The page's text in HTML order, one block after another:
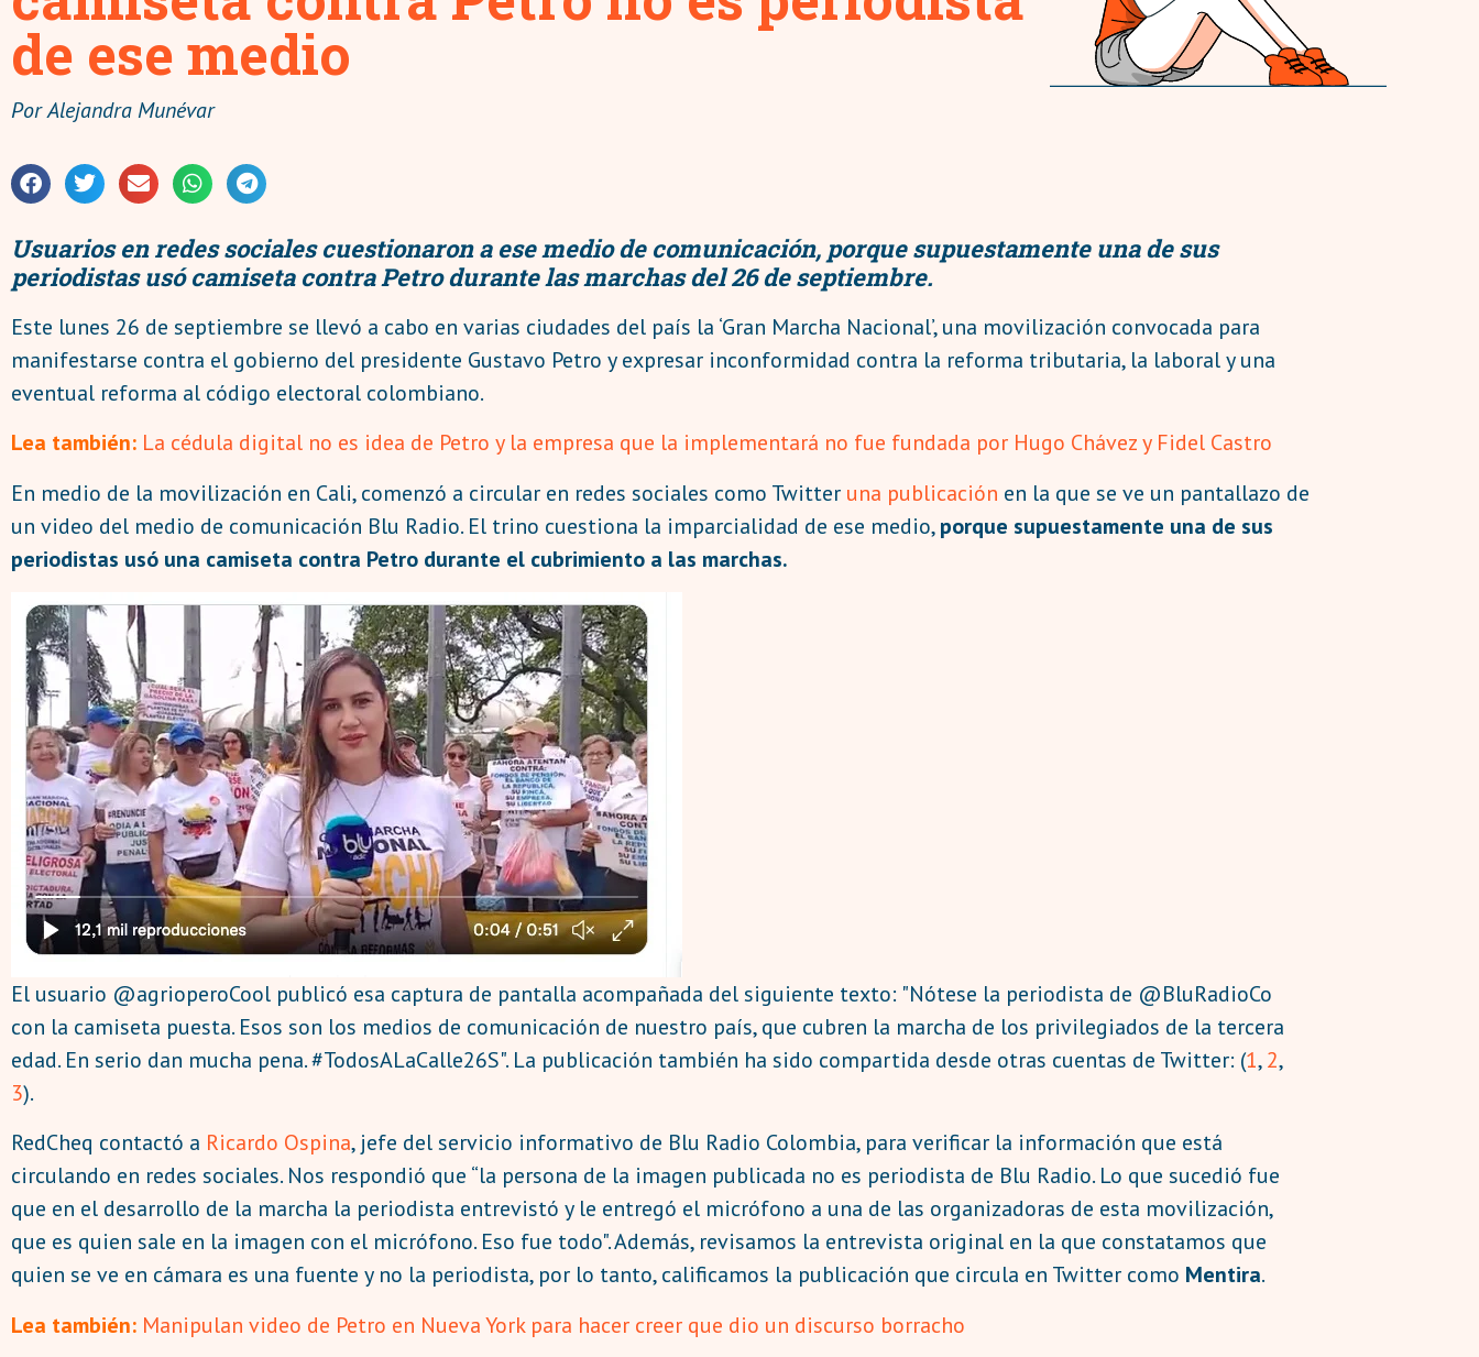
de ese medio
PorAlejandra Munévar
Usuarios en redes sociales cuestionaron a ese medio de comunicación, porque supuestamente una de sus
periodistas usó camiseta contra Petro durante las marchas del 26 de septiembre.
Este lunes 26 de septiembre se llevó a cabo en varias ciudades del país la ‘Gran Marcha Nacional’, una movilización convocada para
manifestarse contra el gobierno del presidente Gustavo Petro y expresar inconformidad contra la reforma tributaria, la laboral y una
eventual reforma al código electoral colombiano.
Lea también: La cédula digital no es idea de Petro y la empresa que la implementará no fue fundada por Hugo Chávez y Fidel Castro
En medio de la movilización en Cali, comenzó a circular en redes sociales como Twitter una publicación en la que se ve un pantallazo de
un video del medio de comunicación Blu Radio. El trino cuestiona la imparcialidad de ese medio,porque supuestamente una de sus
periodistas usó una camiseta contra Petro durante el cubrimiento a las marchas.
El usuario @agrioperoCool publicó esa captura de pantalla acompañada del siguiente texto: "Nótese la periodista de @BluRadioCo
con la camiseta puesta. Esos son los medios de comunicación de nuestro país, que cubren la marcha de los privilegiados de la tercera
edad. En serio dan mucha pena. #TodosALaCalle26S". La publicación también ha sido compartida desde otras cuentas de Twitter: (1,2,
3).
RedCheq contactó a Ricardo Ospina, jefe del servicio informativo de Blu Radio Colombia, para verificar la información que está
circulando en redes sociales. Nos respondió que “la persona de la imagen publicada no es periodista de Blu Radio. Lo que sucedió fue
que en el desarrollo de la marcha la periodista entrevistó y le entregó el micrófono a una de las organizadoras de esta movilización,
que es quien sale en la imagen con el micrófono. Eso fue todo". Además, revisamos la entrevista original en la que constatamos que
quien se ve en cámara es una fuente y no la periodista, por lo tanto, calificamos la publicación que circula en Twitter como Mentira.
Lea también: Manipulan video de Petro en Nueva York para hacer creer que dio un discurso borracho